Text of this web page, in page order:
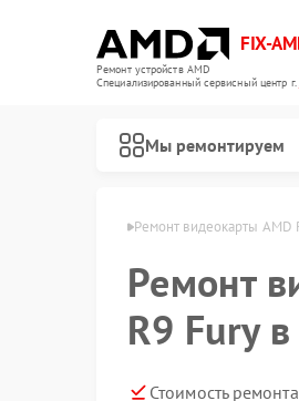
FIX-
Ремонт устройств AMD
Специализированный cервисный центр г.
Мы ремонтируем
Ремонт видеокарты AMD
Ремонт
R9 Fury
Стоимость ремонта